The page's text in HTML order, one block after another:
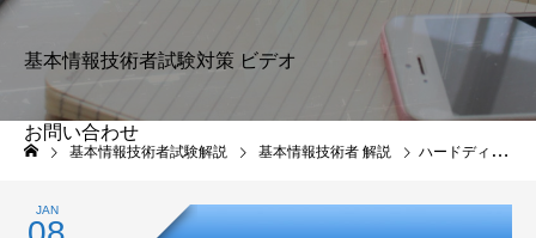
基本情報技術者試験対策 ビデオ
お問い合わせ
プライバシーポリシー
基本情報技術者試験
解説
基本情報技術者試験解説 基本情報技術者 解説 ハードディスクの信頼性 基本情報技術者試験
JAN